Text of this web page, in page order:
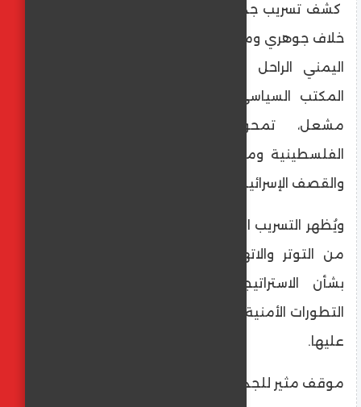
كشف تسريب جديد لمكالمة هاتفية خاصة عن
خلاف جوهري وموقف "مثير للجدل" بين الرئيس
اليمني الراحل علي عبد الله صالح ورئيس
المكتب السياسي لحركة "حماس" آنذاك خالد
مشعل، تمحور حول تداعيات الأزمة
الفلسطينية ومن يتحمل مسؤولية التصعيد
والقصف الإسرائيلي.
ويُظهر التسريب المتداول على نطاق واسع جانباً
من التوتر والاتهامات المتبادلة بين الطرفين
بشأن الاستراتيجيات المتبعة في مواجهة
التطورات الأمنية في قطاع غزة والرد الإسرائيلي
عليها.
موقف مثير للجدل حول المسؤولية